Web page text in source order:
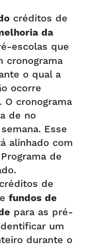
créditos de
da
escolas que
cronograma
o qual a
ocorre
O cronograma
de no
Esse
alinhado com
de
créditos de
fundos de
para as pré-
um
durante o